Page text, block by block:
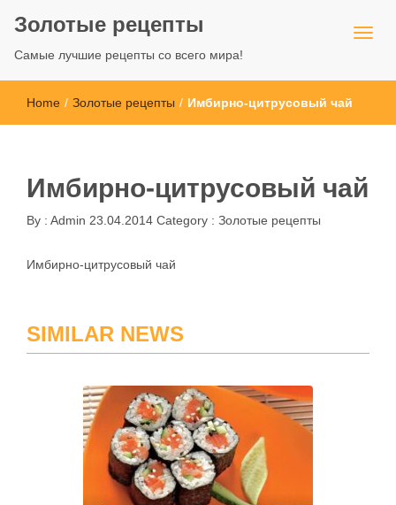
Золотые рецепты
Самые лучшие рецепты со всего мира!
Home / Золотые рецепты / Имбирно-цитрусовый чай
Имбирно-цитрусовый чай
By : Admin 23.04.2014 Category : Золотые рецепты
Имбирно-цитрусовый чай
SIMILAR NEWS